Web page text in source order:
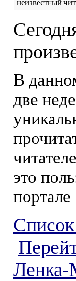
неизвестный
В
две
это
Список